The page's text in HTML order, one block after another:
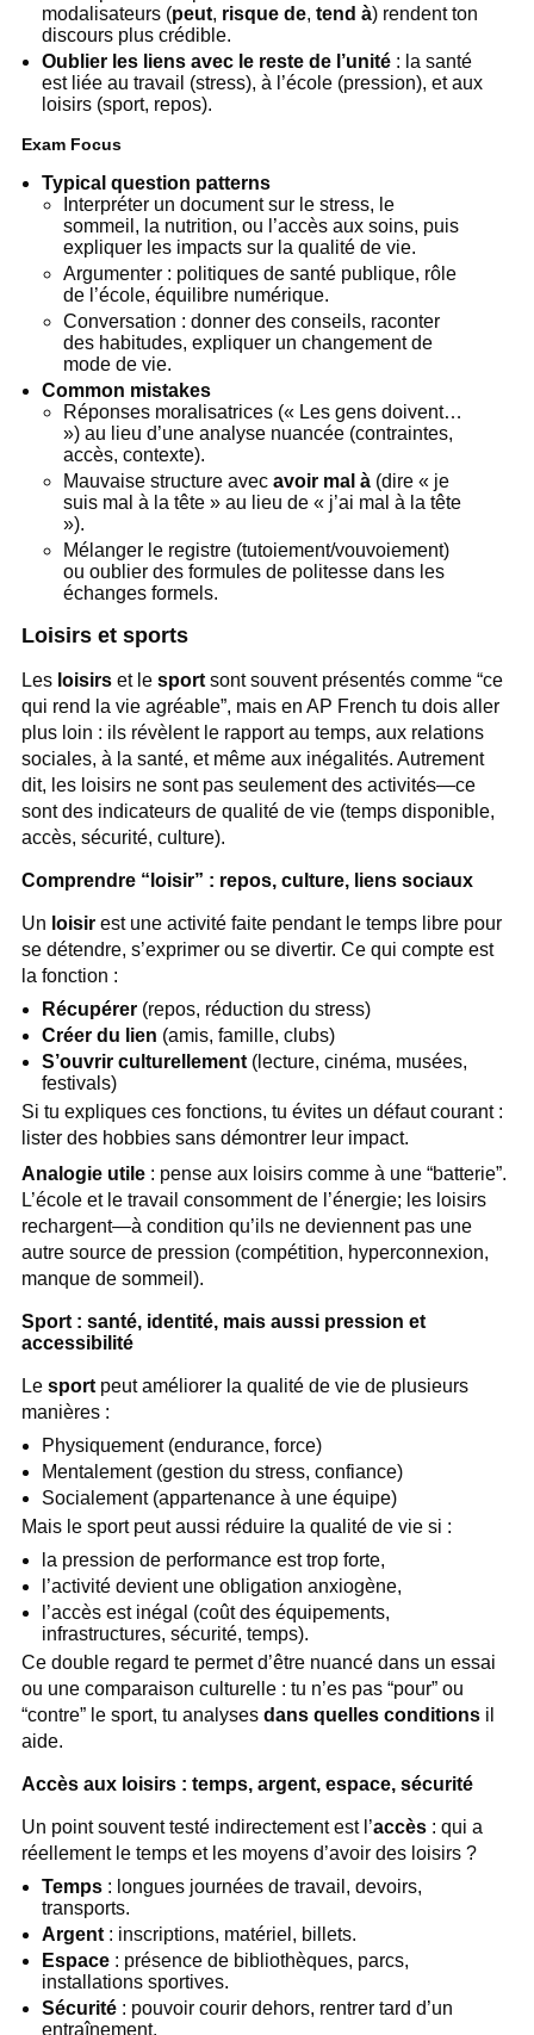
modalisateurs (peut, risque de,tend à) rendent ton
discours plus crédible.
Oublier les liens avec le reste de l’unité : la santé
est liée au travail (stress), à l’école (pression), et aux
loisirs (sport, repos).
Exam Focus
Typical question patterns
Interpréter un document sur le stress, le
sommeil, la nutrition, ou l’accès aux soins, puis
expliquer les impacts sur la qualité de vie.
Argumenter : politiques de santé publique, rôle
de l’école, équilibre numérique.
Conversation : donner des conseils, raconter
des habitudes, expliquer un changement de
mode de vie.
Common mistakes
Réponses moralisatrices (« Les gens doivent…
») au lieu d’une analyse nuancée (contraintes,
accès, contexte).
Mauvaise structure avec avoir mal à(dire « je
suis mal à la tête » au lieu de « j’ai mal à la tête
»).
Mélanger le registre (tutoiement/vouvoiement)
ou oublier des formules de politesse dans les
échanges formels.
Loisirs et sports
Les loisirset le sportsont souvent présentés comme “ce
qui rend la vie agréable”, mais en AP French tu dois aller
plus loin : ils révèlent le rapport au temps, aux relations
sociales, à la santé, et même aux inégalités. Autrement
dit, les loisirs ne sont pas seulement des activités—ce
sont des indicateurs de qualité de vie (temps disponible,
accès, sécurité, culture).
Comprendre “loisir” : repos, culture, liens sociaux
Un loisirest une activité faite pendant le temps libre pour
se détendre, s’exprimer ou se divertir. Ce qui compte est
la fonction :
Récupérer (repos, réduction du stress)
Créer du lien (amis, famille, clubs)
S’ouvrir culturellement (lecture, cinéma, musées,
festivals)
Si tu expliques ces fonctions, tu évites un défaut courant :
lister des hobbies sans démontrer leur impact.
Analogie utile: pense aux loisirs comme à une “batterie”.
L’école et le travail consomment de l’énergie; les loisirs
rechargent—à condition qu’ils ne deviennent pas une
autre source de pression (compétition, hyperconnexion,
manque de sommeil).
Sport : santé, identité, mais aussi pression et
accessibilité
Le sportpeut améliorer la qualité de vie de plusieurs
manières :
Physiquement (endurance, force)
Mentalement (gestion du stress, confiance)
Socialement (appartenance à une équipe)
Mais le sport peut aussi réduire la qualité de vie si :
la pression de performance est trop forte,
l’activité devient une obligation anxiogène,
l’accès est inégal (coût des équipements,
infrastructures, sécurité, temps).
Ce double regard te permet d’être nuancé dans un essai
ou une comparaison culturelle : tu n’es pas “pour” ou
“contre” le sport, tu analyses dans quelles conditionsil
aide.
Accès aux loisirs : temps, argent, espace, sécurité
Un point souvent testé indirectement est l’accès: qui a
réellement le temps et les moyens d’avoir des loisirs ?
Temps : longues journées de travail, devoirs,
transports.
Argent : inscriptions, matériel, billets.
Espace : présence de bibliothèques, parcs,
installations sportives.
Sécurité : pouvoir courir dehors, rentrer tard d’un
entraînement.